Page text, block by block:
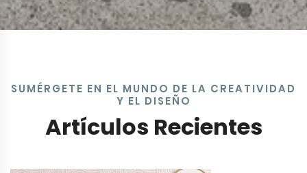
SUMÉRGETE EN EL MUNDO DE LA CREATIVIDAD
Y EL DISEÑO
Artículos Recientes